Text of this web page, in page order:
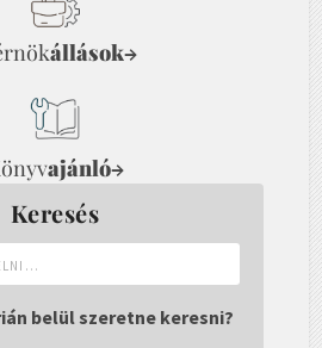
állások→
ajánló→
Keresés
el
gépelni...
belül szeretne keresni?